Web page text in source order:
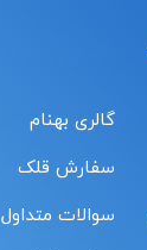
گالری بهنام
سفارش قلک
سوالات متداول